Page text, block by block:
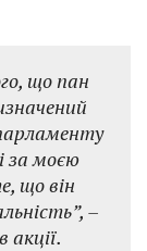
що пан
за моєю
що він
–
акції.